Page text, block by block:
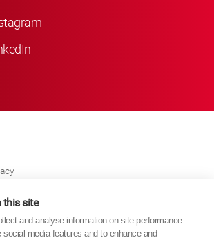
this site
and analyse information on site performance
social media features and to enhance and